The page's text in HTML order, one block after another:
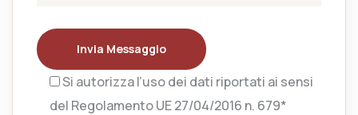
Invia Messaggio
Si autorizza l’uso dei dati riportati ai sensi
del Regolamento UE 27/04/2016 n. 679*